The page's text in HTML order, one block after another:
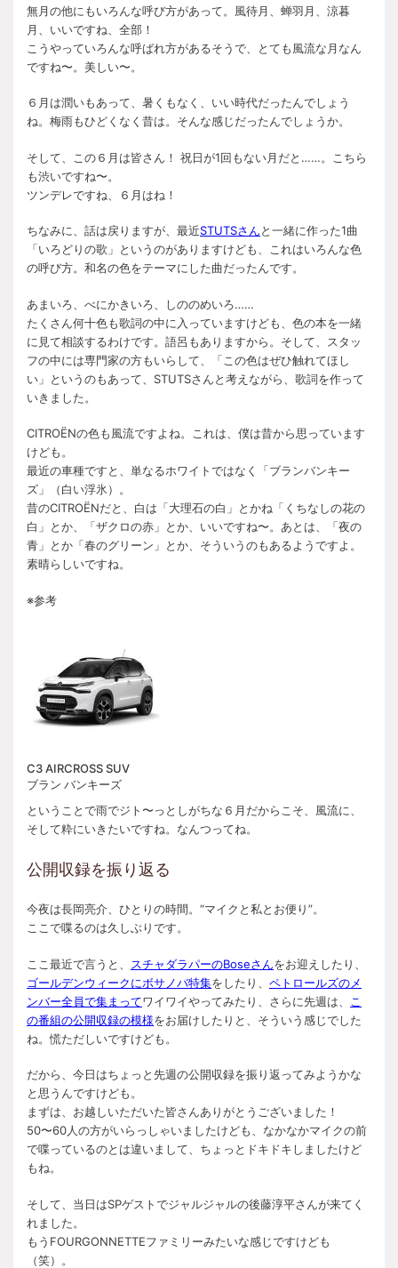
無月の他にもいろんな呼び方があって。風待月、蝉羽月、涼暮
月、いいですね、全部！
こうやっていろんな呼ばれ方があるそうで、とても風流な月なん
ですね〜。美しい〜。
６月は潤いもあって、暑くもなく、いい時代だったんでしょう
ね。梅雨もひどくなく昔は。そんな感じだったんでしょうか。
そして、この６月は皆さん！ 祝日が1回もない月だと……。こちら
も渋いですね〜。
ツンデレですね、６月はね！
ちなみに、話は戻りますが、最近STUTSさんと一緒に作った1曲
「いろどりの歌」というのがありますけども、これはいろんな色
の呼び方。和名の色をテーマにした曲だったんです。
あまいろ、べにかきいろ、しののめいろ……
たくさん何十色も歌詞の中に入っていますけども、色の本を一緒
に見て相談するわけです。語呂もありますから。そして、スタッ
フの中には専門家の方もいらして、「この色はぜひ触れてほし
い」というのもあって、STUTSさんと考えながら、歌詞を作って
いきました。
CITROËNの色も風流ですよね。これは、僕は昔から思っています
けども。
最近の車種ですと、単なるホワイトではなく「ブランバンキー
ズ」（白い浮氷）。
昔のCITROËNだと、白は「大理石の白」とかね「くちなしの花の
白」とか、「ザクロの赤」とか、いいですね〜。あとは、「夜の
青」とか「春のグリーン」とか、そういうのもあるようですよ。
素晴らしいですね。
※参考
C3 AIRCROSS SUV
ブラン バンキーズ
ということで雨でジト〜っとしがちな６月だからこそ、風流に、
そして粋にいきたいですね。なんつってね。
公開収録を振り返る
今夜は長岡亮介、ひとりの時間。“マイクと私とお便り”。
ここで喋るのは久しぶりです。
ここ最近で言うと、 スチャダラパーのBoseさんをお迎えしたり、
ゴールデンウィークにボサノバ特集をしたり、 ペトロールズのメ
ンバー全員で集まってワイワイやってみたり、さらに先週は、
こ
の番組の公開収録の模様をお届けしたりと、そういう感じでした
ね。慌ただしいですけども。
だから、今日はちょっと先週の公開収録を振り返ってみようかな
と思うんですけども。
まずは、お越しいただいた皆さんありがとうございました！
50〜60人の方がいらっしゃいましたけども、なかなかマイクの前
で喋っているのとは違いまして、ちょっとドキドキしましたけど
もね。
そして、当日はSPゲストでジャルジャルの後藤淳平さんが来てく
れました。
もうFOURGONNETTEファミリーみたいな感じですけども
（笑）。